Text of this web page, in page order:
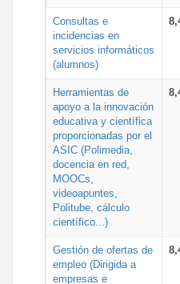
Consultas e
incidencias en
servicios informáticos
(alumnos)
Herramientas de
apoyo a la innovación
educativa y científica
proporcionadas por el
ASIC (Polimedia,
docencia en red,
MOOCs,
videoapuntes,
Politube, cálculo
científico...)
Gestión de ofertas de
empleo (Dirigida a
empresas e